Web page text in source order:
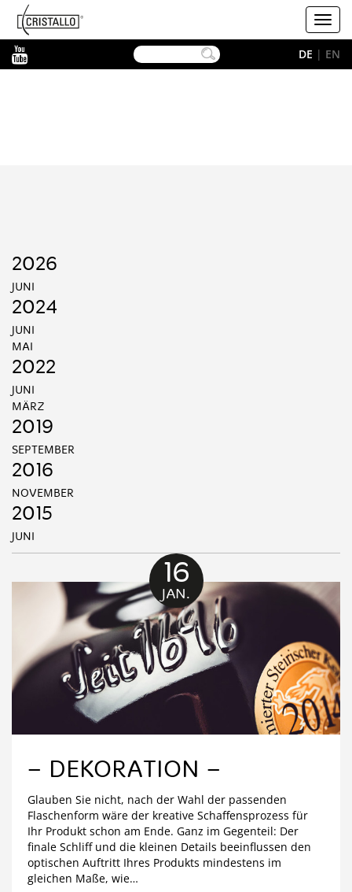
Cristallo
DE | EN
2026
JUNI
2024
JUNI
MAI
2022
JUNI
MÄRZ
2019
SEPTEMBER
2016
NOVEMBER
2015
JUNI
16
JAN.
– DEKORATION –
Glauben Sie nicht, nach der Wahl der passenden
Flaschenform wäre der kreative Schaffensprozess für
Ihr Produkt schon am Ende. Ganz im Gegenteil: Der
finale Schliff und die kleinen Details beeinflussen den
optischen Auftritt Ihres Produkts mindestens im
gleichen Maße, wie…